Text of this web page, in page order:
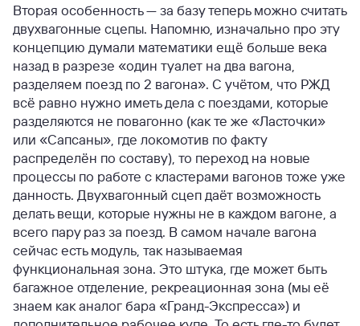
Вторая особенность — за базу теперь можно считать
двухвагонные сцепы. Напомню, изначально про эту
концепцию думали математики ещё больше века
назад в разрезе «один туалет на два вагона,
разделяем поезд по 2 вагона». С учётом, что РЖД
всё равно нужно иметь дела с поездами, которые
разделяются не повагонно (как те же «Ласточки»
или «Сапсаны», где локомотив по факту
распределён по составу), то переход на новые
процессы по работе с кластерами вагонов тоже уже
данность. Двухвагонный сцеп даёт возможность
делать вещи, которые нужны не в каждом вагоне, а
всего пару раз за поезд. В самом начале вагона
сейчас есть модуль, так называемая
функциональная зона. Это штука, где может быть
багажное отделение, рекреационная зона (мы её
знаем как аналог бара «Гранд-Экспресса») и